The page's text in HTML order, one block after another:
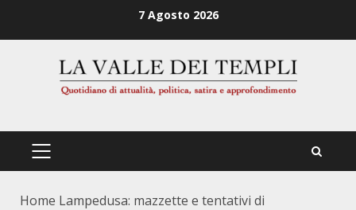
7 Agosto 2026
PRIMÄRES
Home Lampedusa: mazzette e tentativi di